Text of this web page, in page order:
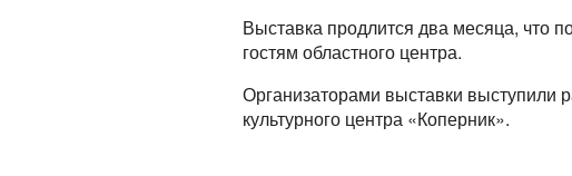
Выставка продлится два месяца, что
гостям областного центра.
Организаторами выставки выступили
культурного центра «Коперник».